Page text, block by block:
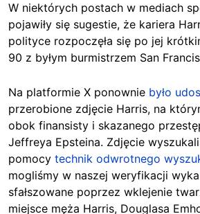
W niektórych postach w mediach
pojawiły się sugestie, że kariera
polityce rozpoczęła się po jej
90 z byłym burmistrzem San
Na platformie X ponownie było
przerobione zdjęcie Harris, na
obok finansisty i skazanego
Jeffreya Epsteina. Zdjęcie
pomocy technik odwrotnego
mogliśmy w naszej weryfikacji
sfałszowane poprzez wklejenie
miejsce męża Harris, Douglasa